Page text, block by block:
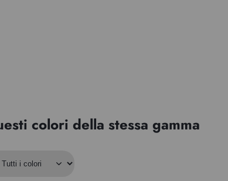
colori della stessa gamma